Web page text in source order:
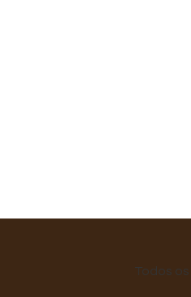
Todos